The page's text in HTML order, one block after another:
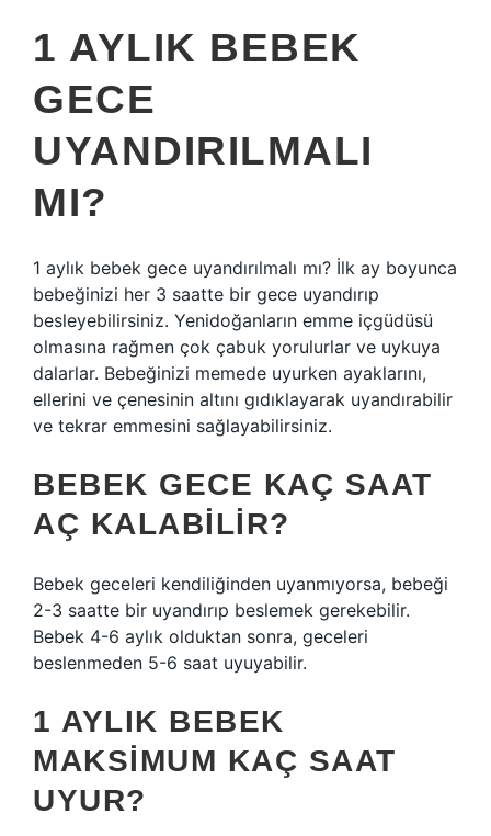
1 AYLIK BEBEK
GECE
UYANDIRILMALI
MI?
1 aylık bebek gece uyandırılmalı mı? İlk ay boyunca
bebeğinizi her 3 saatte bir gece uyandırıp
besleyebilirsiniz. Yenidoğanların emme içgüdüsü
olmasına rağmen çok çabuk yorulurlar ve uykuya
dalarlar. Bebeğinizi memede uyurken ayaklarını,
ellerini ve çenesinin altını gıdıklayarak uyandırabilir
ve tekrar emmesini sağlayabilirsiniz.
BEBEK GECE KAÇ SAAT
AÇ KALABILIR?
Bebek geceleri kendiliğinden uyanmıyorsa, bebeği
2-3 saatte bir uyandırıp beslemek gerekebilir.
Bebek 4-6 aylık olduktan sonra, geceleri
beslenmeden 5-6 saat uyuyabilir.
1 AYLIK BEBEK
MAKSIMUM KAÇ SAAT
UYUR?